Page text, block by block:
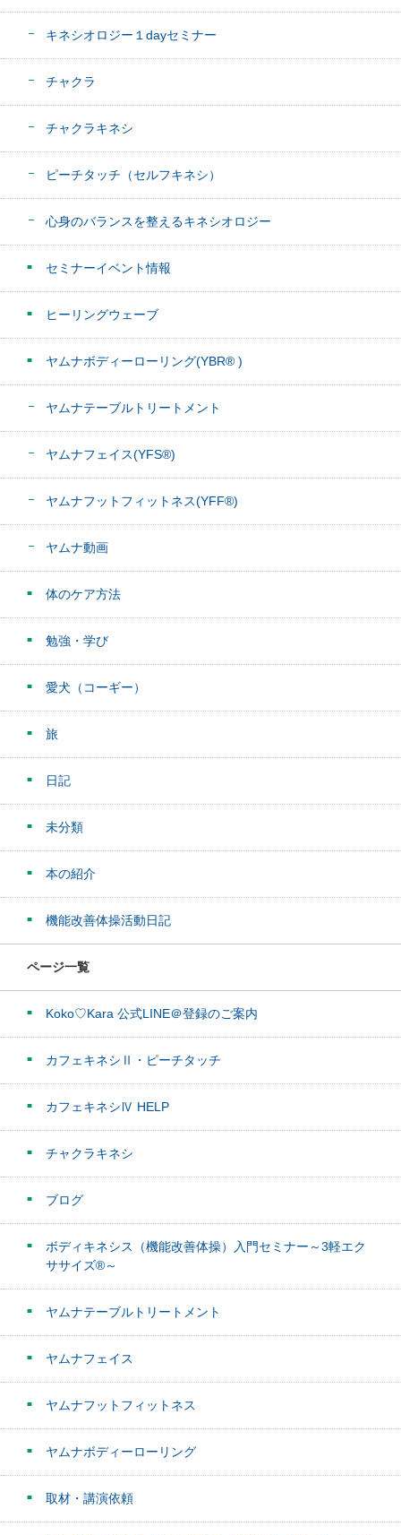
キネシオロジー１dayセミナー
チャクラ
チャクラキネシ
ピーチタッチ（セルフキネシ）
心身のバランスを整えるキネシオロジー
セミナーイベント情報
ヒーリングウェーブ
ヤムナボディーローリング(YBR® )
ヤムナテーブルトリートメント
ヤムナフェイス(YFS®)
ヤムナフットフィットネス(YFF®)
ヤムナ動画
体のケア方法
勉強・学び
愛犬（コーギー）
旅
日記
未分類
本の紹介
機能改善体操活動日記
ページ一覧
Koko♡Kara 公式LINE＠登録のご案内
カフェキネシⅡ・ピーチタッチ
カフェキネシⅣ HELP
チャクラキネシ
ブログ
ボディキネシス（機能改善体操）入門セミナー～3軽エク
ササイズ®～
ヤムナテーブルトリートメント
ヤムナフェイス
ヤムナフットフィットネス
ヤムナボディーローリング
取材・講演依頼